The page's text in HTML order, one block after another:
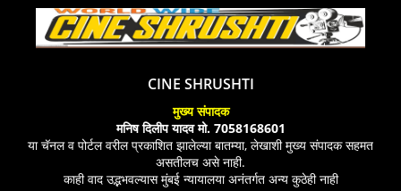
CINE SHRUSHTI
मुख्य संपादक
मनिष दिलीप यादव मो. 7058168601
या चॅनल व पोर्टल वरील प्रकाशित झालेल्या बातम्या, लेखाशी मुख्य संपादक सहमत
असतीलच असे नाही.
काही वाद उद्भभवल्यास मुंबई न्यायालया अनंतर्गत अन्य कुठेही नाही